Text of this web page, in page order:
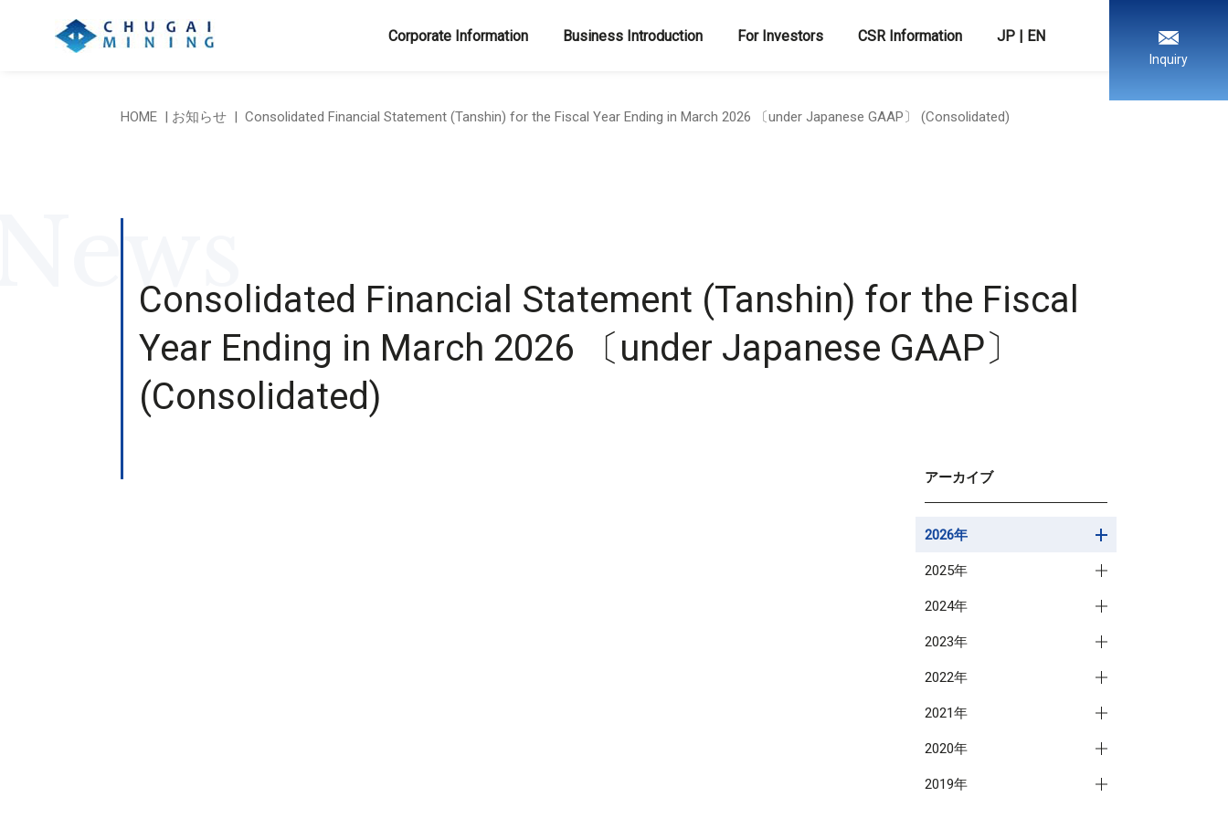
Corporate Information Business Introduction For Investors CSR Information JP | EN
Inquiry
HOME お知らせ Consolidated Financial Statement (Tanshin) for the Fiscal Year Ending in March 2026 〔under Japanese GAAP〕 (Consolidated)
Consolidated Financial Statement (Tanshin) for the Fiscal
Year Ending in March 2026 〔under Japanese GAAP〕
(Consolidated)
アーカイブ
2026年
2025年
2024年
2023年
2022年
2021年
2020年
2019年